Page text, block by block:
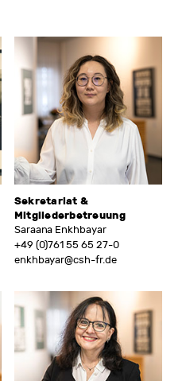
Sekretariat &
Mitgliederbetreuung
Saraana Enkhbayar
+49 (0)761 55 65 27-0
enkhbayar@csh-fr.de